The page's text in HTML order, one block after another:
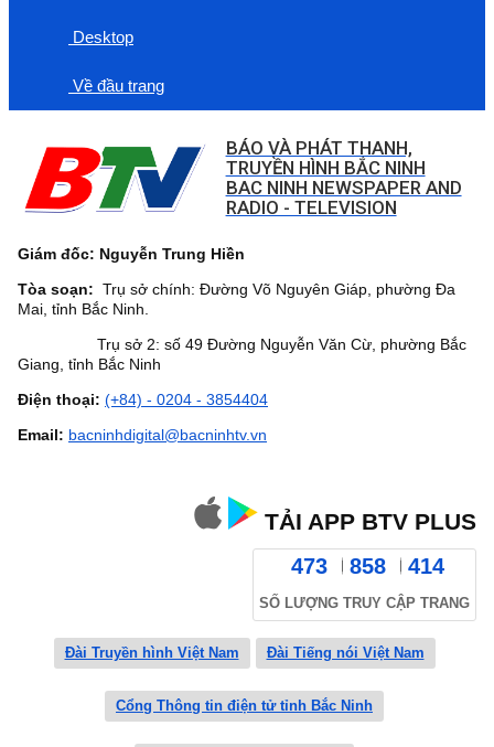
Desktop
Về đầu trang
BÁO VÀ PHÁT THANH,
TRUYỀN HÌNH BẮC NINH
BAC NINH NEWSPAPER AND
RADIO - TELEVISION
Giám đốc: Nguyễn Trung Hiền
Tòa soạn: Trụ sở chính: Đường Võ Nguyên Giáp, phường Đa
Mai, tỉnh Bắc Ninh.
Trụ sở 2: số 49 Đường Nguyễn Văn Cừ, phường Bắc
Giang, tỉnh Bắc Ninh
Điện thoại: (+84) - 0204 - 3854404
Email: bacninhdigital@bacninhtv.vn
TẢI APP BTV PLUS
473 858 414
SỐ LƯỢNG TRUY CẬP TRANG
Đài Truyền hình Việt Nam Đài Tiếng nói Việt Nam
Cổng Thông tin điện tử tỉnh Bắc Ninh